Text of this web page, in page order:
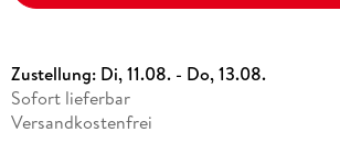
Zustellung: Di, 11.08. - Do, 13.08.
Sofort lieferbar
Versandkostenfrei